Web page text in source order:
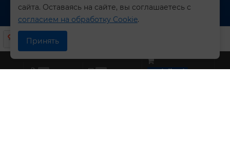
0 0 undefined
сайта. Оставаясь на сайте, вы соглашаетесь с
согласием на обработку Cookie.
Принять